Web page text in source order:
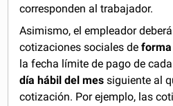
corresponden al trabajador.
Asimismo, el empleador
cotizaciones sociales deforma
la fecha límite de pago de
día hábil del mes siguiente al
cotización. Por ejemplo, las